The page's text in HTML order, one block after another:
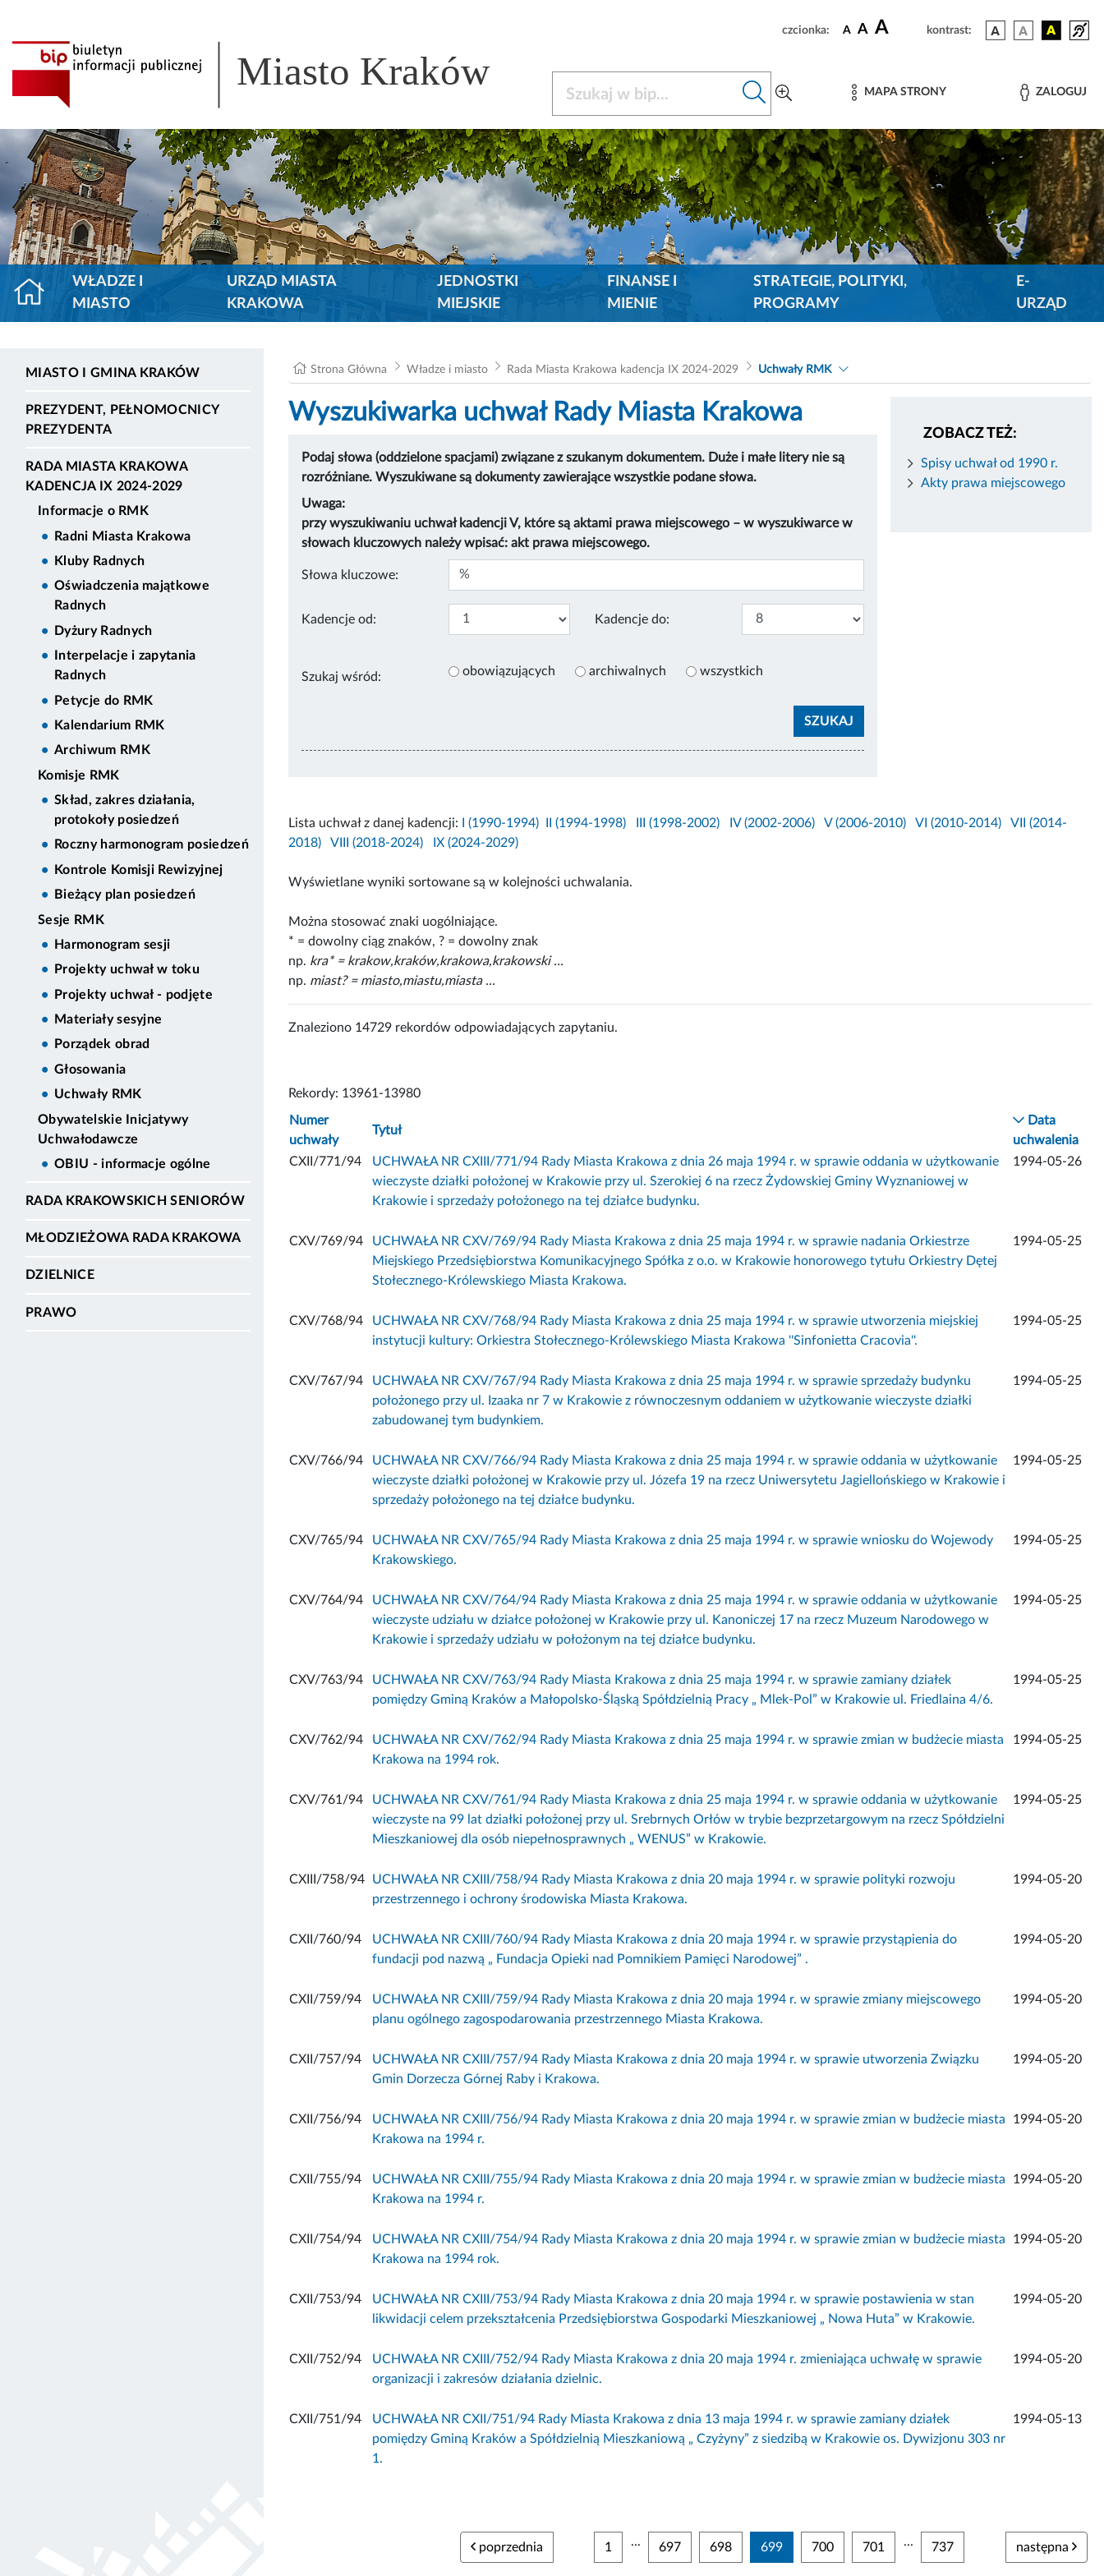
czcionka: A A A kontrast:
Miasto Kraków MAPA STRONY ZALOGUJ
WŁADZE I
MIASTO
URZĄD MIASTA
KRAKOWA
JEDNOSTKI
MIEJSKIE
FINANSE I
MIENIE
STRATEGIE, POLITYKI,
PROGRAMY
E-
URZĄD
MIASTO I GMINA KRAKÓW
PREZYDENT, PEŁNOMOCNICY
PREZYDENTA
RADA MIASTA KRAKOWA
KADENCJA IX 2024-2029
Informacje o RMK
Radni Miasta Krakowa
Kluby Radnych
Oświadczenia majątkowe
Radnych
Dyżury Radnych
Interpelacje i zapytania
Radnych
Petycje do RMK
Kalendarium RMK
Archiwum RMK
Komisje RMK
Skład, zakres działania,
protokoły posiedzeń
Roczny harmonogram posiedzeń
Kontrole Komisji Rewizyjnej
Bieżący plan posiedzeń
Sesje RMK
Harmonogram sesji
Projekty uchwał w toku
Projekty uchwał - podjęte
Materiały sesyjne
Porządek obrad
Głosowania
Uchwały RMK
Obywatelskie Inicjatywy
Uchwałodawcze
OBIU - informacje ogólne
RADA KRAKOWSKICH SENIORÓW
MŁODZIEŻOWA RADA KRAKOWA
DZIELNICE
PRAWO
Strona Główna Władze i miasto Rada Miasta Krakowa kadencja IX 2024-2029 Uchwały RMK
ZOBACZ TEŻ:
Spisy uchwał od 1990 r.
Akty prawa miejscowego
Wyszukiwarka uchwał Rady Miasta Krakowa
Podaj słowa (oddzielone spacjami) związane z szukanym dokumentem. Duże i małe litery nie są
rozróżniane. Wyszukiwane są dokumenty zawierające wszystkie podane słowa.
Uwaga:
przy wyszukiwaniu uchwał kadencji V, które są aktami prawa miejscowego – w wyszukiwarce w
słowach kluczowych należy wpisać: akt prawa miejscowego.
Słowa kluczowe:
Kadencje od: Kadencje do:
Szukaj wśród: obowiązujących archiwalnych wszystkich
Lista uchwał z danej kadencji: I (1990-1994) II (1994-1998) III (1998-2002) IV (2002-2006) V (2006-2010) VI (2010-2014)
VII (2014-
2018)
VIII (2018-2024) IX (2024-2029)
Wyświetlane wyniki sortowane są w kolejności uchwalania.
Można stosować znaki uogólniające.
* = dowolny ciąg znaków, ? = dowolny znak
np. kra* = krakow,kraków,krakowa,krakowski ...
np. miast? = miasto,miastu,miasta ...
Znaleziono 14729 rekordów odpowiadających zapytaniu.
Rekordy: 13961-13980
Numer
uchwały
Tytuł
Data
uchwalenia
CXII/771/94
UCHWAŁA NR CXIII/771/94 Rady Miasta Krakowa z dnia 26 maja 1994 r. w sprawie oddania w użytkowanie
wieczyste działki położonej w Krakowie przy ul. Szerokiej 6 na rzecz Żydowskiej Gminy Wyznaniowej w
Krakowie i sprzedaży położonego na tej działce budynku.
1994-05-26
CXV/769/94
UCHWAŁA NR CXV/769/94 Rady Miasta Krakowa z dnia 25 maja 1994 r. w sprawie nadania Orkiestrze
Miejskiego Przedsiębiorstwa Komunikacyjnego Spółka z o.o. w Krakowie honorowego tytułu Orkiestry Dętej
Stołecznego-Królewskiego Miasta Krakowa.
1994-05-25
CXV/768/94
UCHWAŁA NR CXV/768/94 Rady Miasta Krakowa z dnia 25 maja 1994 r. w sprawie utworzenia miejskiej
instytucji kultury: Orkiestra Stołecznego-Królewskiego Miasta Krakowa ''Sinfonietta Cracovia''.
1994-05-25
CXV/767/94
UCHWAŁA NR CXV/767/94 Rady Miasta Krakowa z dnia 25 maja 1994 r. w sprawie sprzedaży budynku
położonego przy ul. Izaaka nr 7 w Krakowie z równoczesnym oddaniem w użytkowanie wieczyste działki
zabudowanej tym budynkiem.
1994-05-25
CXV/766/94
UCHWAŁA NR CXV/766/94 Rady Miasta Krakowa z dnia 25 maja 1994 r. w sprawie oddania w użytkowanie
wieczyste działki położonej w Krakowie przy ul. Józefa 19 na rzecz Uniwersytetu Jagiellońskiego w Krakowie i
sprzedaży położonego na tej działce budynku.
1994-05-25
CXV/765/94
UCHWAŁA NR CXV/765/94 Rady Miasta Krakowa z dnia 25 maja 1994 r. w sprawie wniosku do Wojewody
Krakowskiego.
1994-05-25
CXV/764/94
UCHWAŁA NR CXV/764/94 Rady Miasta Krakowa z dnia 25 maja 1994 r. w sprawie oddania w użytkowanie
wieczyste udziału w działce położonej w Krakowie przy ul. Kanoniczej 17 na rzecz Muzeum Narodowego w
Krakowie i sprzedaży udziału w położonym na tej działce budynku.
1994-05-25
CXV/763/94
UCHWAŁA NR CXV/763/94 Rady Miasta Krakowa z dnia 25 maja 1994 r. w sprawie zamiany działek
pomiędzy Gminą Kraków a Małopolsko-Śląską Spółdzielnią Pracy „ Mlek-Pol” w Krakowie ul. Friedlaina 4/6.
1994-05-25
CXV/762/94
UCHWAŁA NR CXV/762/94 Rady Miasta Krakowa z dnia 25 maja 1994 r. w sprawie zmian w budżecie miasta
Krakowa na 1994 rok.
1994-05-25
CXV/761/94
UCHWAŁA NR CXV/761/94 Rady Miasta Krakowa z dnia 25 maja 1994 r. w sprawie oddania w użytkowanie
wieczyste na 99 lat działki położonej przy ul. Srebrnych Orłów w trybie bezprzetargowym na rzecz Spółdzielni
Mieszkaniowej dla osób niepełnosprawnych „ WENUS” w Krakowie.
1994-05-25
CXIII/758/94
UCHWAŁA NR CXIII/758/94 Rady Miasta Krakowa z dnia 20 maja 1994 r. w sprawie polityki rozwoju
przestrzennego i ochrony środowiska Miasta Krakowa.
1994-05-20
CXII/760/94
UCHWAŁA NR CXIII/760/94 Rady Miasta Krakowa z dnia 20 maja 1994 r. w sprawie przystąpienia do
fundacji pod nazwą „ Fundacja Opieki nad Pomnikiem Pamięci Narodowej” .
1994-05-20
CXII/759/94
UCHWAŁA NR CXIII/759/94 Rady Miasta Krakowa z dnia 20 maja 1994 r. w sprawie zmiany miejscowego
planu ogólnego zagospodarowania przestrzennego Miasta Krakowa.
1994-05-20
CXII/757/94
UCHWAŁA NR CXIII/757/94 Rady Miasta Krakowa z dnia 20 maja 1994 r. w sprawie utworzenia Związku
Gmin Dorzecza Górnej Raby i Krakowa.
1994-05-20
CXII/756/94
UCHWAŁA NR CXIII/756/94 Rady Miasta Krakowa z dnia 20 maja 1994 r. w sprawie zmian w budżecie miasta
Krakowa na 1994 r.
1994-05-20
CXII/755/94
UCHWAŁA NR CXIII/755/94 Rady Miasta Krakowa z dnia 20 maja 1994 r. w sprawie zmian w budżecie miasta
Krakowa na 1994 r.
1994-05-20
CXII/754/94
UCHWAŁA NR CXIII/754/94 Rady Miasta Krakowa z dnia 20 maja 1994 r. w sprawie zmian w budżecie miasta
Krakowa na 1994 rok.
1994-05-20
CXII/753/94
UCHWAŁA NR CXIII/753/94 Rady Miasta Krakowa z dnia 20 maja 1994 r. w sprawie postawienia w stan
likwidacji celem przekształcenia Przedsiębiorstwa Gospodarki Mieszkaniowej „ Nowa Huta” w Krakowie.
1994-05-20
CXII/752/94
UCHWAŁA NR CXIII/752/94 Rady Miasta Krakowa z dnia 20 maja 1994 r. zmieniająca uchwałę w sprawie
organizacji i zakresów działania dzielnic.
1994-05-20
CXII/751/94
UCHWAŁA NR CXII/751/94 Rady Miasta Krakowa z dnia 13 maja 1994 r. w sprawie zamiany działek
pomiędzy Gminą Kraków a Spółdzielnią Mieszkaniową „ Czyżyny” z siedzibą w Krakowie os. Dywizjonu 303 nr
1.
1994-05-13
poprzednia 1 ... 697 698 699 700 701 ... 737 następna